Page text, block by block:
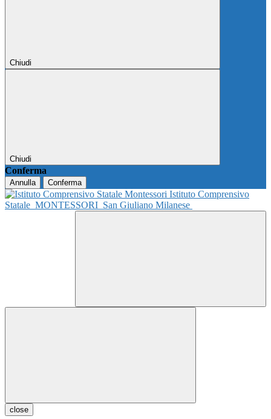
Chiudi
Chiudi
Conferma
Annulla Conferma
Istituto Comprensivo
Statale MONTESSORI San Giuliano Milanese
close